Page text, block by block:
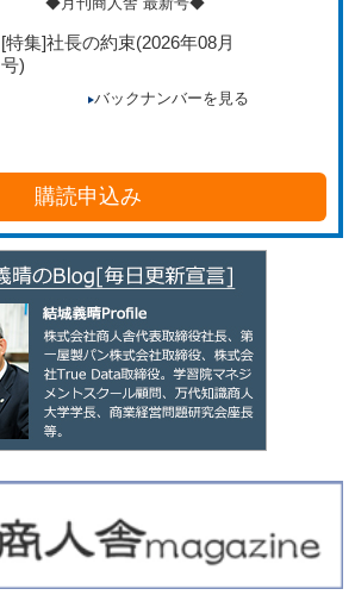
[特集]社長の約束(2026年08月
号)
バックナンバーを見る
購読申込み